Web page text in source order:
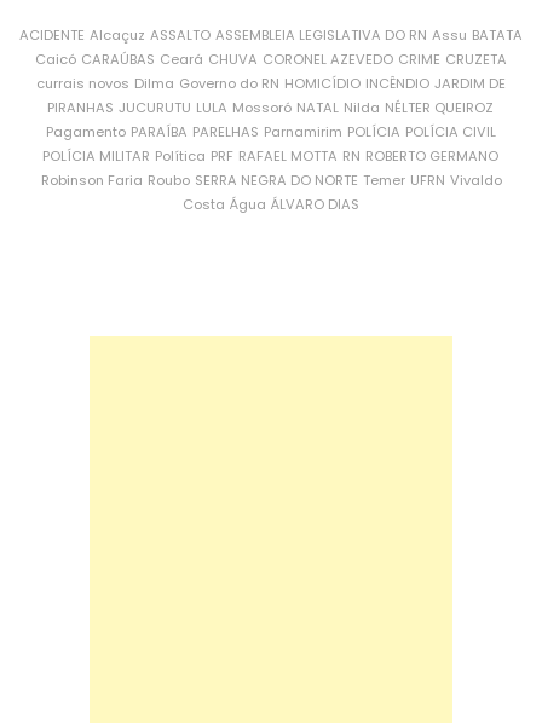
ACIDENTE Alcaçuz ASSALTO ASSEMBLEIA LEGISLATIVA DO RN Assu BATATA
Caicó CARAÚBAS Ceará CHUVA CORONEL AZEVEDO CRIME CRUZETA
currais novos Dilma Governo do RN HOMICÍDIO INCÊNDIO JARDIM DE
PIRANHAS JUCURUTU LULA Mossoró NATAL Nilda NÉLTER QUEIROZ
Pagamento PARAÍBA PARELHAS Parnamirim POLÍCIA POLÍCIA CIVIL
POLÍCIA MILITAR Política PRF RAFAEL MOTTA RN ROBERTO GERMANO
Robinson Faria Roubo SERRA NEGRA DO NORTE Temer UFRN Vivaldo
Costa Água ÁLVARO DIAS